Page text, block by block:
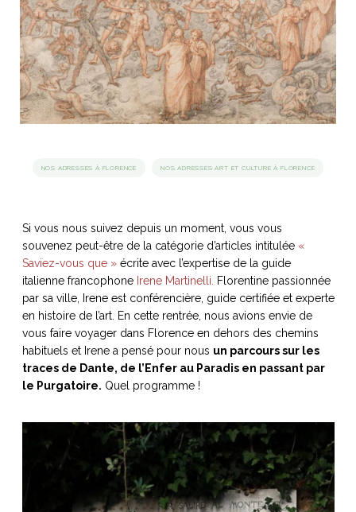
ITALIEN
joie de vivre
SUBLIME ! LE DÉCOR ITALIEN
LIRE
ARTISANAT ITALIEN
NOS ARTICLES ART ET DESIGN
Burano, la palette
de tous les
superlatifs
NOS ADRESSES À FLORENCE NOS ADRESSES ART ET CULTURE À FLORENCE
Si vous nous suivez depuis un moment, vous vous
souvenez peut-être de la catégorie d’articles intitulée «
Saviez-vous que »écrite avec l’expertise de la guide
italienne francophone Irene Martinelli.
Florentine passionnée
par sa ville, Irene est conférencière, guide certifiée et experte
en histoire de l’art. En cette rentrée, nous avions envie de
vous faire voyager dans Florence en dehors des chemins
habituels et Irene a pensé pour nous un parcours sur les
traces de Dante, de l’Enfer au Paradis en passant par
le Purgatoire. Quel programme !